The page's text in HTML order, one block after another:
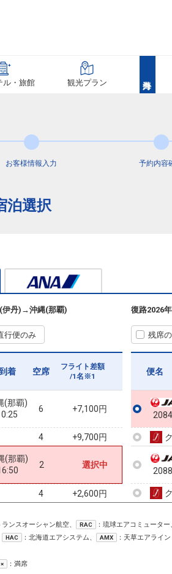
ル・旅館 観光プラン
お客様情報 入力 予約内容
泊選択
伊丹) →沖縄(那覇)
行便のみ
着 空席
フライト差額
/1名※1
(那覇)
6 +7,100円
4 +9,700円
(那覇)
2 選択中
4 +2,600円
復路2026
残席
便名
ランスオーシャン航空、 RAC ：琉球エアコミューター
HAC ：北海道エアシステム、 AMX
：天草エアライン
×
：満席